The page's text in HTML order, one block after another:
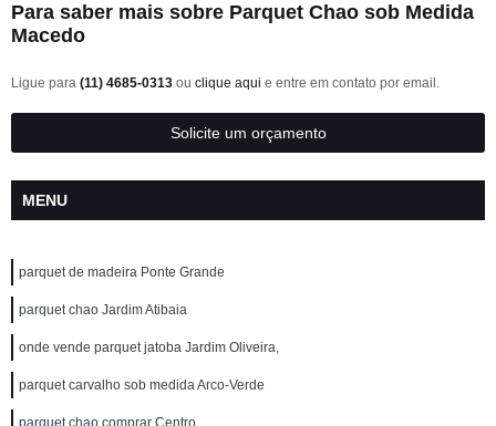
Para saber mais sobre Parquet Chao sob Medida
Macedo
Ligue para (11) 4685-0313 ou clique aqui e entre em contato por email.
Solicite um orçamento
MENU
parquet de madeira Ponte Grande
parquet chao Jardim Atibaia
onde vende parquet jatoba Jardim Oliveira,
parquet carvalho sob medida Arco-Verde
parquet chao comprar Centro